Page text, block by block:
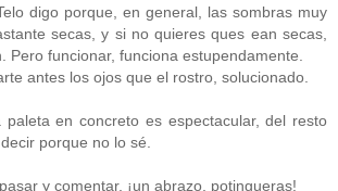
digo porque, en general, las sombras muy
secas, y si no quieres ques ean secas,
Pero funcionar, funciona estupendamente.
antes los ojos que el rostro, solucionado.
paleta en concreto es espectacular, del resto
porque no lo sé.
y comentar, ¡un abrazo, potingueras!